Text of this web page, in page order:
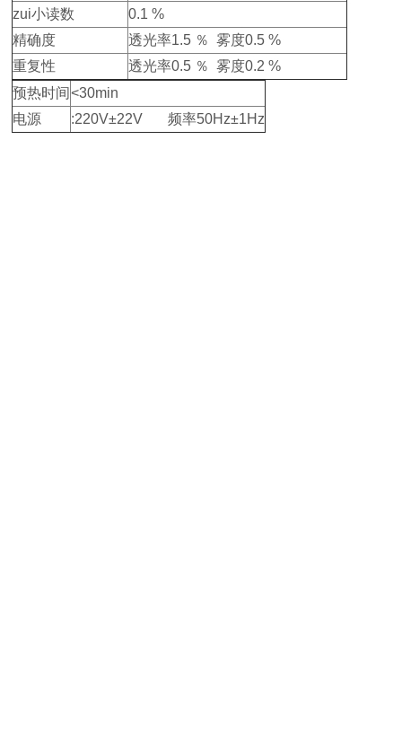
zui小读数
0.1 %
精确度
透光率1.5 ％ 雾度0.5 %
重复性
透光率0.5 ％ 雾度0.2 %
预热时间 <30min
电源
:220V±22V 频率50Hz±1Hz